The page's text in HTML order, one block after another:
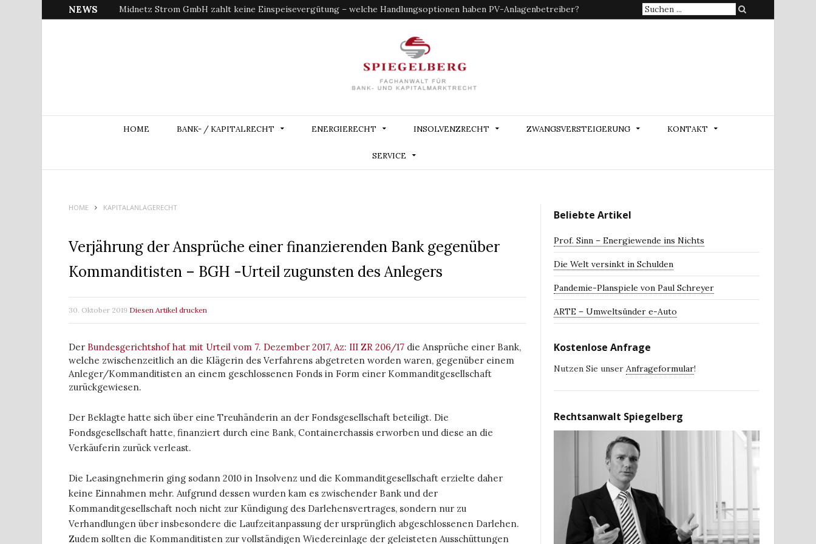
NEWS Midnetz Strom GmbH zahlt keine Einspeisevergütung – welche Handlungsoptionen haben PV-Anlagenbetreiber?
Suche
HOME BANK- / KAPITALRECHT ENERGIERECHT INSOLVENZRECHT ZWANGSVERSTEIGERUNG KONTAKT
SERVICE
HOME KAPITALANLAGERECHT
Verjährung der Ansprüche einer finanzierenden Bank gegenüber
Kommanditisten – BGH -Urteil zugunsten des Anlegers
30. Oktober 2019 Diesen Artikel drucken
Der Bundesgerichtshof hat mit Urteil vom 7. Dezember 2017, Az: III ZR 206/17 die Ansprüche einer Bank,
welche zwischenzeitlich an die Klägerin des Verfahrens abgetreten worden waren, gegenüber einem
Anleger/Kommanditisten an einem geschlossenen Fonds in Form einer Kommanditgesellschaft
zurückgewiesen.
Der Beklagte hatte sich über eine Treuhänderin an der Fondsgesellschaft beteiligt. Die
Fondsgesellschaft hatte, finanziert durch eine Bank, Containerchassis erworben und diese an die
Verkäuferin zurück verleast.
Die Leasingnehmerin ging sodann 2010 in Insolvenz und die Kommanditgesellschaft erzielte daher
keine Einnahmen mehr. Aufgrund dessen wurden kam es zwischender Bank und der
Kommanditgesellschaft noch nicht zur Kündigung des Darlehensvertrages, sondern nur zu
Verhandlungen über insbesondere die Laufzeitanpassung der ursprünglich abgeschlossenen Darlehen.
Zudem sollten die Kommanditisten zur vollständigen Wiedereinlage der geleisteten Ausschüttungen
Beliebte Artikel
Prof. Sinn – Energiewende ins Nichts
Die Welt versinkt in Schulden
Pandemie-Planspiele von Paul Schreyer
ARTE – Umweltsünder e-Auto
Kostenlose Anfrage
Nutzen Sie unser Anfrageformular!
Rechtsanwalt Spiegelberg